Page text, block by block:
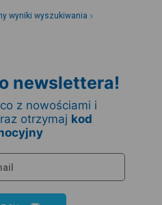
wyniki wyszukiwania
newslettera!
z nowościami i
otrzymaj kod